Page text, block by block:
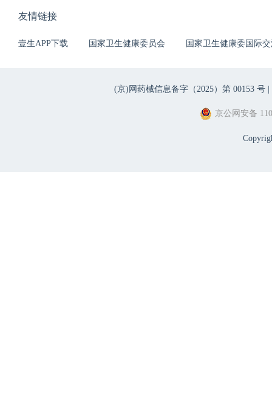
友情链接
壹生APP下载 国家卫生健康委员会 国家卫生健康委国际
(京)网药械信息备字（2025）第 00153 号 |
京公网安备